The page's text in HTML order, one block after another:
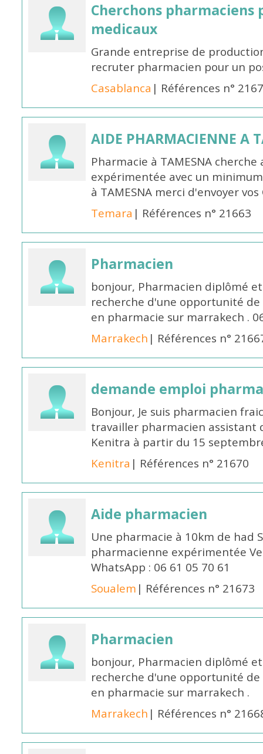
Cherchons
medicaux
Grande entreprise de
recruter pharmacien pour un
Casablanca | Références n°
AIDE PHARMACIENNE A
Pharmacie à TAMESNA
expérimentée avec un
à TAMESNA merci d'envoyer
Temara | Références n° 21663
Pharmacien
bonjour, Pharmacien diplômé
recherche d'une opportunité
en pharmacie sur marrakech .
Marrakech | Références n°
demande emploi
Bonjour, Je suis pharmacien
travailler pharmacien assistant
Kenitra à partir du 15
Kenitra | Références n° 21670
Aide pharmacien
Une pharmacie à 10km de had
pharmacienne expérimentée
WhatsApp : 06 61 05 70 61
Soualem | Références n° 21673
Pharmacien
bonjour, Pharmacien diplômé
recherche d'une opportunité
en pharmacie sur marrakech .
Marrakech | Références n°